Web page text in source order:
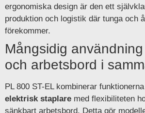
ergonomiska design är den ett
produktion och logistik där tunga och
förekommer.
Mångsidig
och arbetsbord i
PL 800 ST-EL kombinerar
elektrisk staplare med flexibiliteten
sänkbart arbetsbord. Detta gör